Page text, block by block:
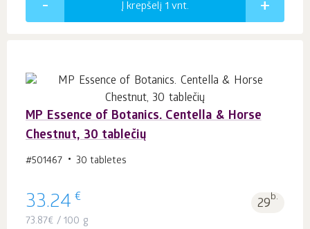
Į krepšelį 1 vnt.
MP Essence of Botanics. Centella & Horse
Chestnut, 30 tablečių
#501467 30 tabletes
33.24 € 29b.
73.87€ / 100 g